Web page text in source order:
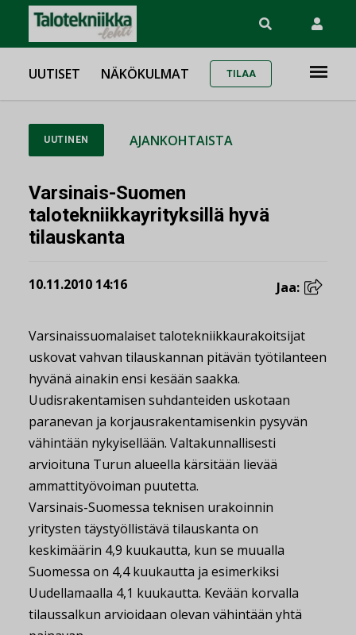
UUTISET NÄKÖKULMAT TILAA
UUTINEN AJANKOHTAISTA
Varsinais-Suomen
talotekniikkayrityksillä hyvä
tilauskanta
10.11.2010 14:16 Jaa:
Varsinaissuomalaiset talotekniikkaurakoitsijat
uskovat vahvan tilauskannan pitävän työtilanteen
hyvänä ainakin ensi kesään saakka.
Uudisrakentamisen suhdanteiden uskotaan
paranevan ja korjausrakentamisenkin pysyvän
vähintään nykyisellään. Valtakunnallisesti
arvioituna Turun alueella kärsitään lievää
ammattityövoiman puutetta.
Varsinais-Suomessa teknisen urakoinnin
yritysten täystyöllistävä tilauskanta on
keskimäärin 4,9 kuukautta, kun se muualla
Suomessa on 4,4 kuukautta ja esimerkiksi
Uudellamaalla 4,1 kuukautta. Kevään korvalla
tilaussalkun arvioidaan olevan vähintään yhtä